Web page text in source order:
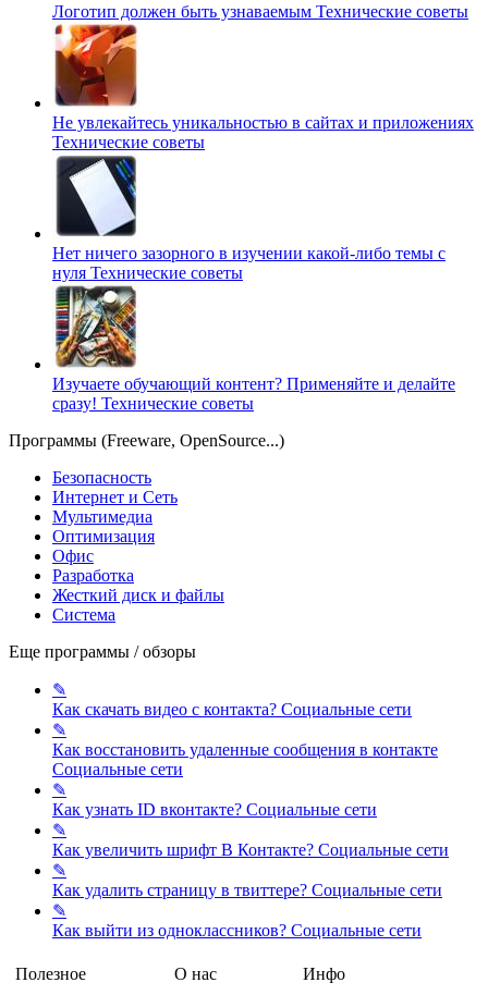
Логотип должен быть узнаваемым Технические советы
Не увлекайтесь уникальностью в сайтах и приложениях
Технические советы
Нет ничего зазорного в изучении какой-либо темы с
нуля Технические советы
Изучаете обучающий контент? Применяйте и делайте
сразу! Технические советы
Программы (Freeware, OpenSource...)
Безопасность
Интернет и Сеть
Мультимедиа
Оптимизация
Офис
Разработка
Жесткий диск и файлы
Система
Еще программы / обзоры
✎
Как скачать видео с контакта? Социальные сети
✎
Как восстановить удаленные сообщения в контакте
Социальные сети
✎
Как узнать ID вконтакте? Социальные сети
✎
Как увеличить шрифт В Контакте? Социальные сети
✎
Как удалить страницу в твиттере? Социальные сети
✎
Как выйти из одноклассников? Социальные сети
Полезное
О нас
Инфо